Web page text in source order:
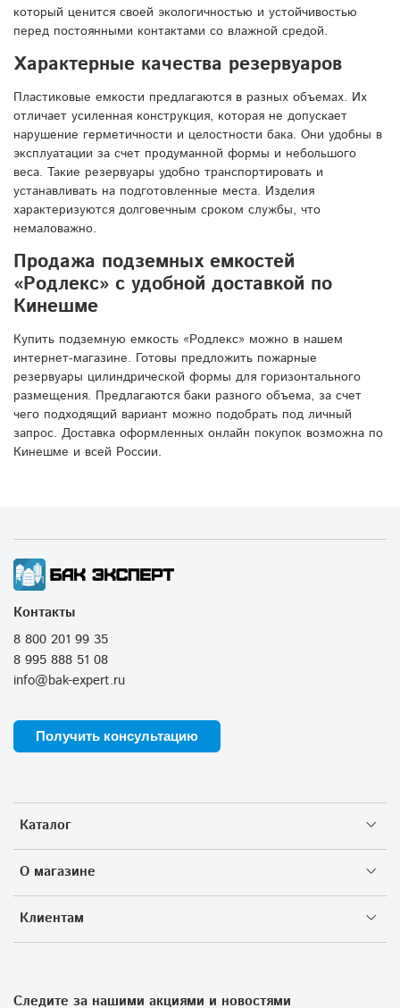
который ценится своей экологичностью и устойчивостью
перед постоянными контактами со влажной средой.
Характерные качества резервуаров
Пластиковые емкости предлагаются в разных объемах. Их
отличает усиленная конструкция, которая не допускает
нарушение герметичности и целостности бака. Они удобны в
эксплуатации за счет продуманной формы и небольшого
веса. Такие резервуары удобно транспортировать и
устанавливать на подготовленные места. Изделия
характеризуются долговечным сроком службы, что
немаловажно.
Продажа подземных емкостей
«Родлекс» с удобной доставкой по
Кинешме
Купить подземную емкость «Родлекс» можно в нашем
интернет-магазине. Готовы предложить пожарные
резервуары цилиндрической формы для горизонтального
размещения. Предлагаются баки разного объема, за счет
чего подходящий вариант можно подобрать под личный
запрос. Доставка оформленных онлайн покупок возможна по
Кинешме и всей России.
Каталог
О магазине
Клиентам
Контакты
8 800 201 99 35
8 995 888 51 08
info@bak-expert.ru
Получить консультацию
Следите за нашими акциями и новостями